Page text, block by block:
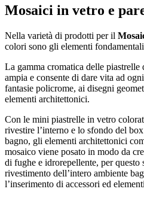
Mosaici in vetro e
Nella varietà di prodotti per il
colori sono gli elementi
La gamma cromatica delle
ampia e consente di dare vita ad
fantasie policrome, ai disegni
elementi architettonici.
Con le mini piastrelle in vetro
rivestire l’interno e lo sfondo del
bagno, gli elementi architettonici
mosaico viene posato in modo da
di fughe e idrorepellente, per questo
rivestimento dell’intero ambiente
l’inserimento di accessori ed